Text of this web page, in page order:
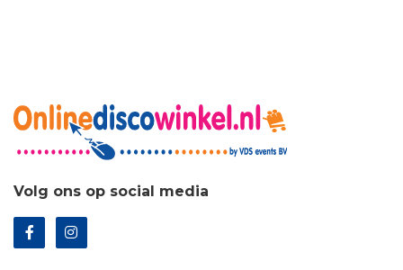
Volg ons op social media